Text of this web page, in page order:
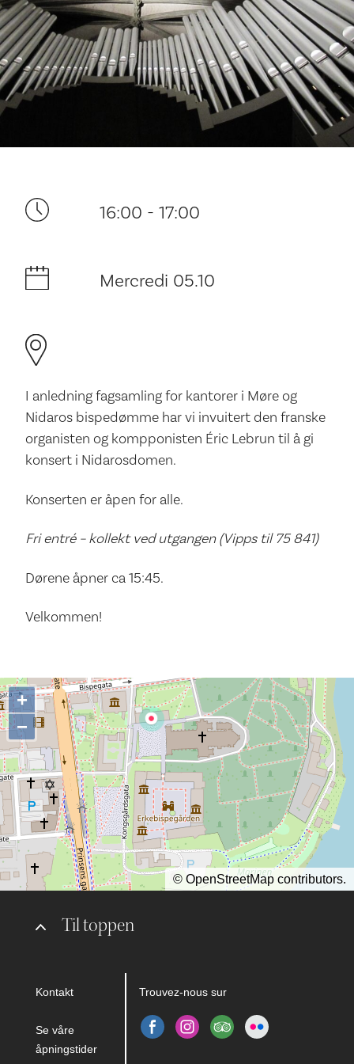
Ditt besøk
Musikk
Historie og arkitektur
16:00 - 17:00
Mercredi 05.10
I anledning fagsamling for kantorer i Møre og
Nidaros bispedømme har vi invuitert den franske
organisten og kompponisten Éric Lebrun til å gi
konsert i Nidarosdomen.
Konserten er åpen for alle.
Fri entré – kollekt ved utgangen (Vipps til 75 841)
Dørene åpner ca 15:45.
Velkommen!
Til toppen
Kontakt
Se våre
åpningstider
Trouvez-nous sur
+
−
© OpenStreetMap contributors.